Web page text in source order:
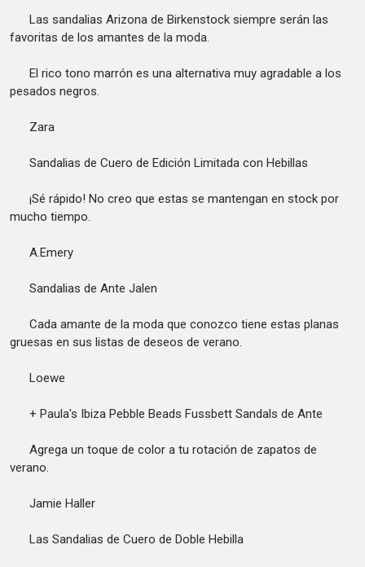
Las sandalias Arizona de Birkenstock siempre serán las
favoritas de los amantes de la moda.
El rico tono marrón es una alternativa muy agradable a los
pesados negros.
Zara
Sandalias de Cuero de Edición Limitada con Hebillas
¡Sé rápido! No creo que estas se mantengan en stock por
mucho tiempo.
A.Emery
Sandalias de Ante Jalen
Cada amante de la moda que conozco tiene estas planas
gruesas en sus listas de deseos de verano.
Loewe
+ Paula's Ibiza Pebble Beads Fussbett Sandals de Ante
Agrega un toque de color a tu rotación de zapatos de
verano.
Jamie Haller
Las Sandalias de Cuero de Doble Hebilla